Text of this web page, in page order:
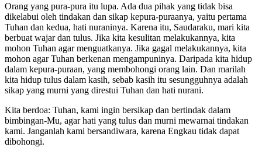
Orang yang pura-pura itu lupa. Ada dua pihak yang tidak bisa
dikelabui oleh tindakan dan sikap kepura-puraanya, yaitu pertama
Tuhan dan kedua, hati nuraninya. Karena itu, Saudaraku, mari kita
berbuat wajar dan tulus. Jika kita kesulitan melakukannya, kita
mohon Tuhan agar menguatkanya. Jika gagal melakukannya, kita
mohon agar Tuhan berkenan mengampuninya. Daripada kita hidup
dalam kepura-puraan, yang membohongi orang lain. Dan marilah
kita hidup tulus dalam kasih, sebab kasih itu sesungguhnya adalah
sikap yang murni yang direstui Tuhan dan hati nurani.
Kita berdoa: Tuhan, kami ingin bersikap dan bertindak dalam
bimbingan-Mu, agar hati yang tulus dan murni mewarnai tindakan
kami. Janganlah kami bersandiwara, karena Engkau tidak dapat
dibohongi.